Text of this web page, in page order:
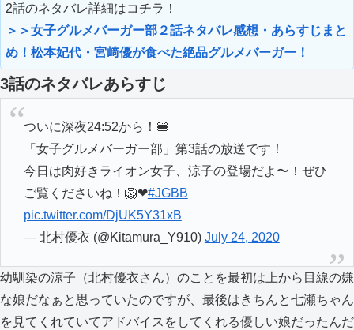
2話のネタバレ詳細はコチラ！
＞＞女子グルメバーガー部２話ネタバレ感想・あらすじまと
め！松本妃代・宮﨑優が食べた絶品グルメバーガー！
3話のネタバレあらすじ
ついに深夜24:52から！🍔
「女子グルメバーガー部」第3話の放送です！
今日は肉好きライオン女子、涼子の登場だよ〜！ぜひ
ご覧くださいね！🦁❤︎#JGBB
pic.twitter.com/DjUK5Y31xB
— 北村優衣 (@Kitamura_Y910) July 24, 2020
幼馴染の涼子（北村優衣さん）のことを最初は上から目線の嫌
な娘だなぁと思っていたのですが、最後はきちんと七瀬ちゃん
を見てくれていてアドバイスをしてくれる優しい娘だったんだ